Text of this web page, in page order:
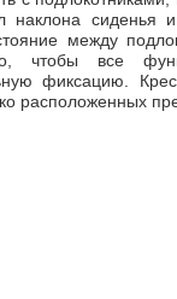
наклона
между
чтобы все
фиксацию.
расположенных